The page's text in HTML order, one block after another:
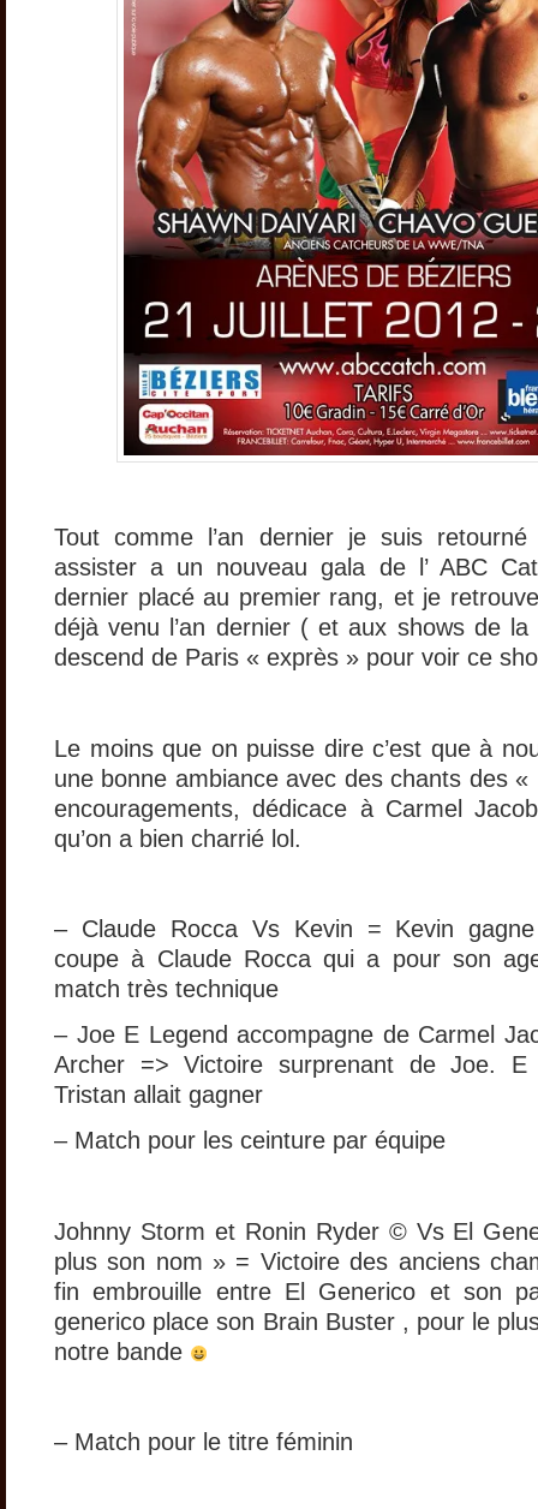
Tout comme l’an dernier je suis
assister a un nouveau gala de l’ ABC
dernier placé au premier rang, et je
déjà venu l’an dernier ( et aux shows de
descend de Paris « exprès » pour voir ce
Le moins que on puisse dire c’est que à
une bonne ambiance avec des chants des
encouragements, dédicace à Carmel
qu’on a bien charrié lol.
– Claude Rocca Vs Kevin = Kevin
coupe à Claude Rocca qui a pour son
match très technique
– Joe E Legend accompagne de Carmel
Archer => Victoire surprenant de Joe.
Tristan allait gagner
– Match pour les ceinture par équipe
Johnny Storm et Ronin Ryder © Vs El
plus son nom » = Victoire des anciens
fin embrouille entre El Generico et son
generico place son Brain Buster , pour le
notre bande
– Match pour le titre féminin